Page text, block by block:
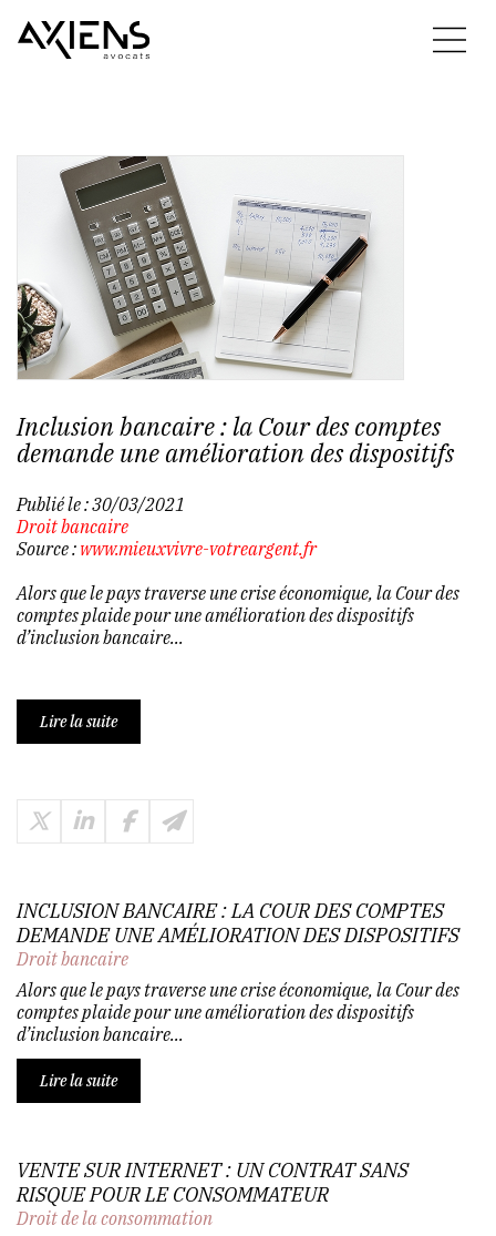
Inclusion bancaire : la Cour des comptes
demande une amélioration des dispositifs
Publié le :30/03/2021
Droit bancaire
Source : www.mieuxvivre-votreargent.fr
Alors que le pays traverse une crise économique, la Cour des
comptes plaide pour une amélioration des dispositifs
d’inclusion bancaire...
Lire la suite
INCLUSION BANCAIRE : LA COUR DES COMPTES
DEMANDE UNE AMÉLIORATION DES DISPOSITIFS
Droit bancaire
Alors que le pays traverse une crise économique, la Cour des
comptes plaide pour une amélioration des dispositifs
d’inclusion bancaire...
Lire la suite
VENTE SUR INTERNET : UN CONTRAT SANS
RISQUE POUR LE CONSOMMATEUR
Droit de la consommation